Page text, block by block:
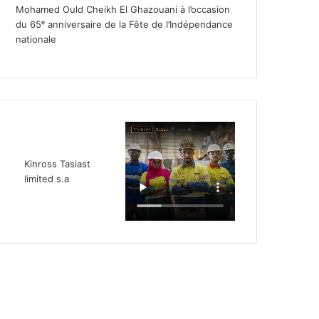
Mohamed Ould Cheikh El Ghazouani à l’occasion
du 65ᵉ anniversaire de la Fête de l’Indépendance
nationale
Kinross Tasiast
limited s.a